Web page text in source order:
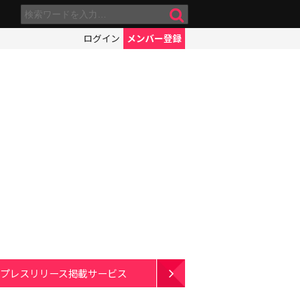
ログイン メンバー登録
プレスリリース掲載サービス